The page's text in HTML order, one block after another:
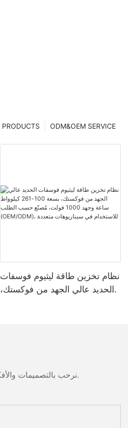
ODM&OEM SERVICE
PRODUCTS
نظام تخزين طاقة ليثيوم فوسفات
الحديد عالي الجهد من فوكستك،
نرحب بالتصميمات والأفكار المخصصة وقادرة على تلبية المتطلبات المحددة. لمزيد من المعلومات، يرجى زيارة الموقع الإلكتروني أو الاتصال بنا مباشرة مع أسئلة أو استفسارات.